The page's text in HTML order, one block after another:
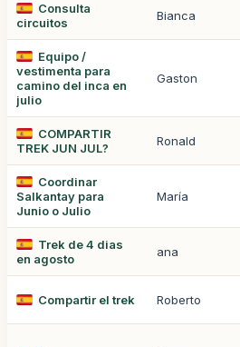
Consulta
circuitos
Bianca
Equipo /
vestimenta para
camino del inca en
julio
Gaston
COMPARTIR
TREK JUN JUL?
Ronald
Coordinar
Salkantay para
Junio o Julio
María
Trek de 4 dias
en agosto
ana
Compartir el trek Roberto